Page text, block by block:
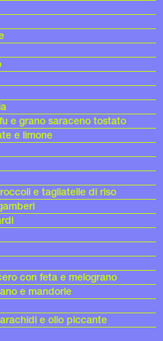
e grano saraceno tostato
e limone
e tagliatelle di riso
con feta e melograno
e mandorle
e olio piccante